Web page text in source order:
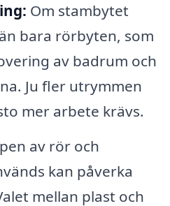
Om stambytet
bara rörbyten, som
av badrum och
Ju fler utrymmen
mer arbete krävs.
av rör och
kan påverka
mellan plast och